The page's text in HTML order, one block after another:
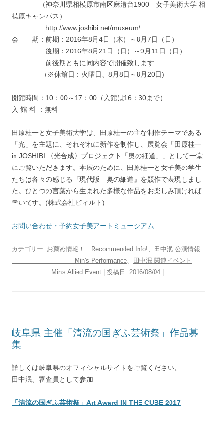
（神奈川県相模原市南区麻溝台1900 女子美術大学 相
模原キャンパス）
http://www.joshibi.net/museum/
会 期：前期：2016年8月4日（木）～8月7日（日）
後期：2016年8月21日（日）～9月11日（日）
前後期ともに同内容で開催致します
（※休館日：火曜日、8月8日～8月20日)
開館時間：10：00～17：00（入館は16：30まで）
入 館 料 ：無料
田原桂一と女子美術大学は、田原桂一の主な制作テーマである
「光」を主題に、それぞれに新作を制作し、展覧会「田原桂一
in JOSHIBI 〈光合成〉プロジェクト「奥の細道」」として一堂
にご覧いただきます。本展のために、田原桂一と女子美の学生
たちは各々の感じる『現代版 奥の細道』を競作で表現しまし
た。ひとつの言葉から生まれた多様な作品をお楽しみ頂ければ
幸いです。(株式会社ビィルト)
お問い合わせ・予約女子美アートミュージアム
カテゴリー: お薦め情報！｜Recommended Info!
田中泯 公演情報
｜ Min's Performance
田中泯 関連イベント
｜ Min's Allied Event | 投稿日: 2016/08/04 |
岐阜県 主催「清流の国ぎふ芸術祭」作品募
集
詳しくは岐阜県のオフィシャルサイトをご覧ください。
田中泯、審査員として参加
「清流の国ぎふ芸術祭」Art Award IN THE CUBE 2017